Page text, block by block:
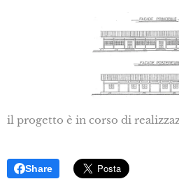
il progetto è in corso di
Share